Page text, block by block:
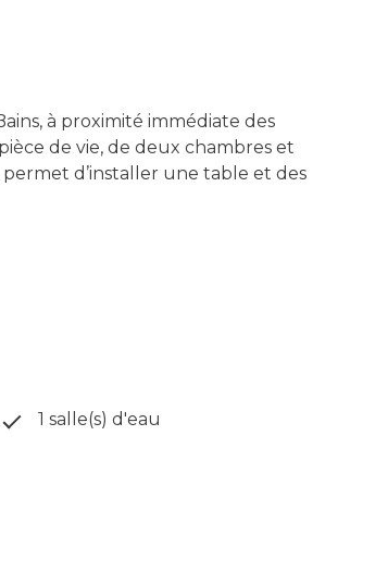
à proximité immédiate des
de vie, de deux chambres et
permet d’installer une table et des
1 salle(s) d'eau